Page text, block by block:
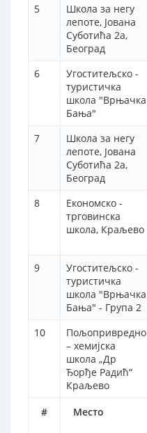
# Место
5
Школа за негу
лепоте, Јована
Суботића 2а,
Београд
6
Угоститељско -
туристичка
школа "Врњачка
Бања"
7
Школа за негу
лепоте, Јована
Суботића 2а,
Београд
8
Економско -
трговинска
школа, Краљево
9
Угоститељско -
туристичка
школа "Врњачка
Бања" - Група 2
10
Пољопривредно
– хемијска
школа „Др
Ђорђе Радић“
Краљево